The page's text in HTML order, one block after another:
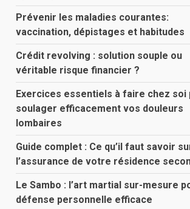
Prévenir les maladies courantes:
vaccination, dépistages et habitudes
Crédit revolving : solution souple ou
véritable risque financier ?
Exercices essentiels à faire chez soi
soulager efficacement vos douleurs
lombaires
Guide complet : Ce qu’il faut savoir
l’assurance de votre résidence
Le Sambo : l’art martial sur-mesure
défense personnelle efficace